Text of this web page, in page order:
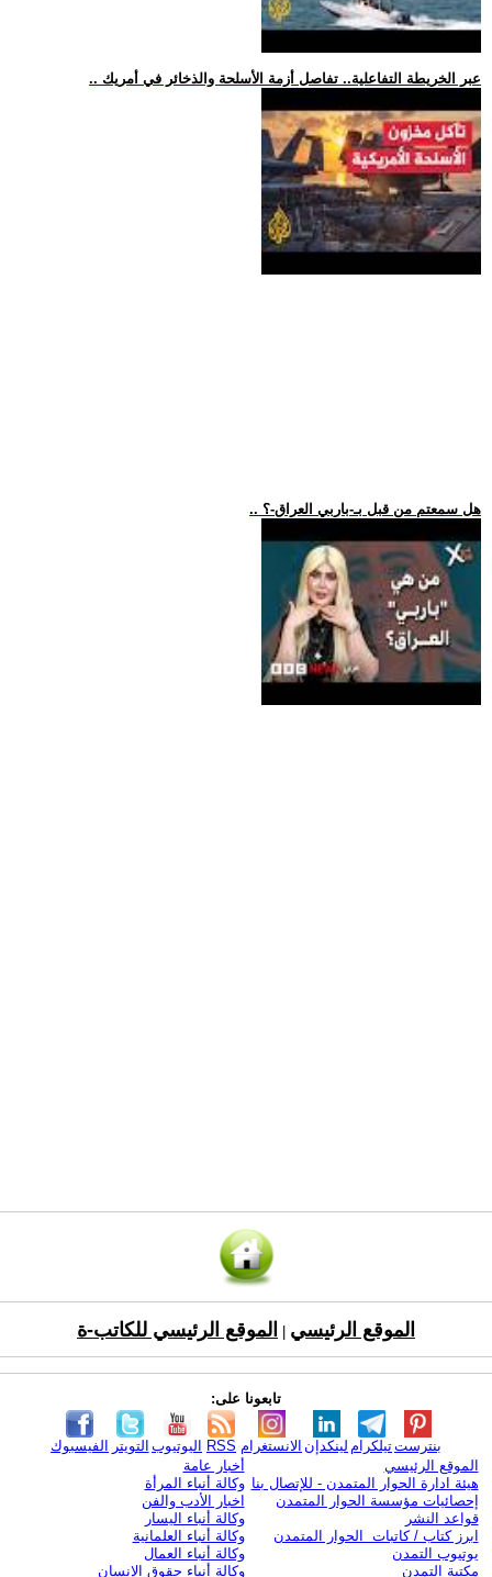
.. عبر الخريطة التفاعلية.. تفاصل أزمة الأسلحة والذخائر في أمريك
.. هل سمعتم من قبل بـ-باربي العراق-؟
الموقع الرئيسي الموقع الرئيسي للكاتب-ة
تابعونا على:
الفيسبوك التويتر اليوتيوب RSS الانستغرام لينكدإن تيلكرامبنترست
الموقع الرئيسي
هيئة ادارة الحوار المتمدن - للإتصال بنا
إحصائيات مؤسسة الحوار المتمدن
قواعد النشر
ابرز كتاب / كاتبات الحوار المتمدن
يوتيوب التمدن
مكتبة التمدن
أخبار عامة
وكالة أنباء المرأة
اخبار الأدب والفن
وكالة أنباء اليسار
وكالة أنباء العلمانية
وكالة أنباء العمال
وكالة أنباء حقوق الإنسان